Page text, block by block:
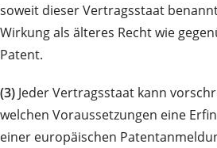
soweit dieser Vertragsstaat
Wirkung als älteres Recht wie
Patent.
(3) Jeder Vertragsstaat kann
welchen Voraussetzungen eine
einer europäischen